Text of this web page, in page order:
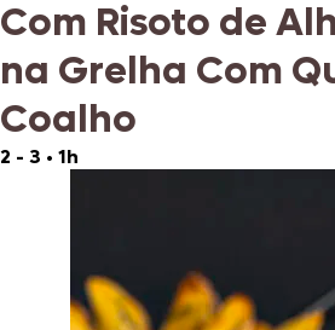
Com Risoto de
na Grelha Com
Coalho
2 - 3 • 1h